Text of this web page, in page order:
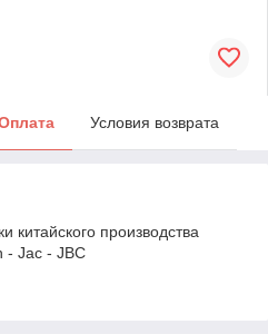
Условия возврата
китайского производства
- Jac - JBC